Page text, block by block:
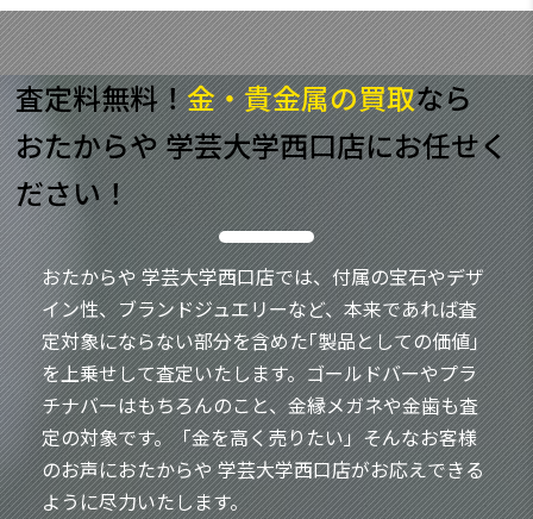
査定料無料！金・貴金属の買取なら
おたからや 学芸大学西口店にお任せく
ださい！
おたからや 学芸大学西口店では、付属の宝石やデザ
イン性、ブランドジュエリーなど、本来であれば査
定対象にならない部分を含めた｢製品としての価値｣
を上乗せして査定いたします。ゴールドバーやプラ
チナバーはもちろんのこと、金縁メガネや金歯も査
定の対象です。「金を高く売りたい」そんなお客様
のお声におたからや 学芸大学西口店がお応えできる
ように尽力いたします。